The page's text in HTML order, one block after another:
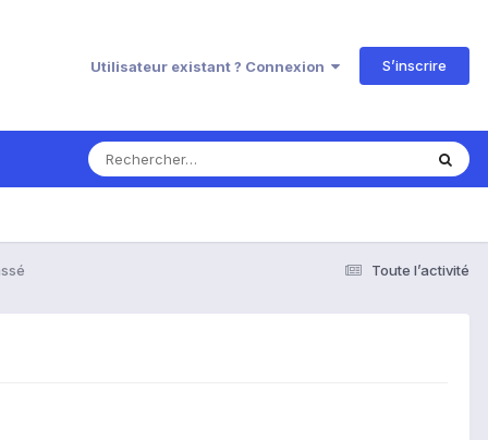
Utilisateur existant ? Connexion S’inscrire
Toute l’activité